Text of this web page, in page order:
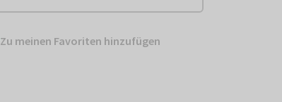
Zu meinen Favoriten hinzufügen